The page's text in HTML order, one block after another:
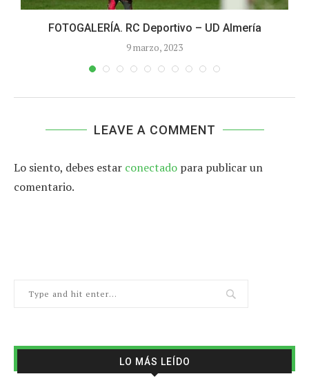
FOTOGALERÍA. RC Deportivo – UD Almería
9 marzo, 2023
LEAVE A COMMENT
Lo siento, debes estar conectado para publicar un
comentario.
LO MÁS LEÍDO